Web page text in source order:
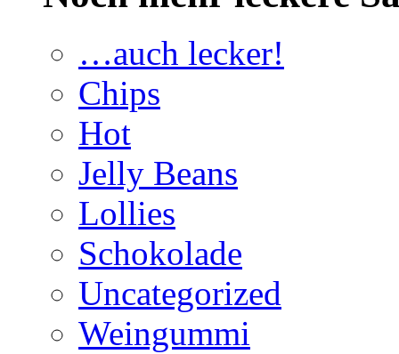
…auch lecker!
Chips
Hot
Jelly Beans
Lollies
Schokolade
Uncategorized
Weingummi